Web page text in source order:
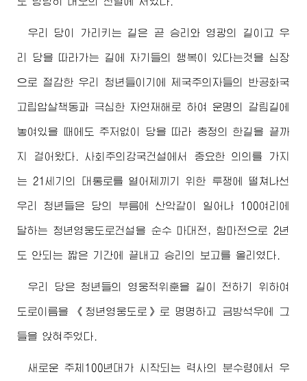
우리 당이 가리키는 길은 곧 승리와 영광의 길이고 우
리 당을 따라가는 길에 자기들의 행복이 있다는것을 심장
으로 절감한 우리 청년들이기에 제국주의자들의 반공화국
고립압살책동과 극심한 자연재해로 하여 운명의 갈림길에
놓여있을 때에도 주저없이 당을 따라 충정의 한길을 끝까
지 걸어왔다. 사회주의강국건설에서 중요한 의의를 가지
는 21세기의 대통로를 열어제끼기 위한 투쟁에 떨쳐나선
우리 청년들은 당의 부름에 산악같이 일어나 100여리에
달하는 청년영웅도로건설을 순수 마대전, 함마전으로 2년
도 안되는 짧은 기간에 끝내고 승리의 보고를 올리였다.
우리 당은 청년들의 영웅적위훈을 길이 전하기 위하여
도로이름을 《청년영웅도로》로 명명하고 금방석우에 그
들을 앉혀주었다.
새로운 주체100년대가 시작되는 력사의 분수령에서 우